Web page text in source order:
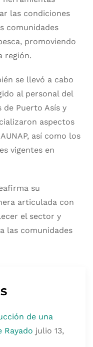
las condiciones
comunidades
promoviendo
región.
se llevó a cabo
al personal del
de Puerto Asís y
aspectos
así como los
vigentes en
su
articulada con
el sector y
las comunidades
de una
Rayado julio 13,